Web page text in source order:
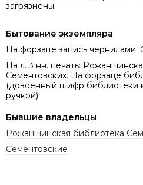
загрязнены.
Бытование экземпляра
На форзаце запись
На л. 3 нн. печать:
Сементовских. На форзаце
(довоенный шифр библиотеки
ручкой)
Бывшие владельцы
Рожанщинская библиотека
Сементовские